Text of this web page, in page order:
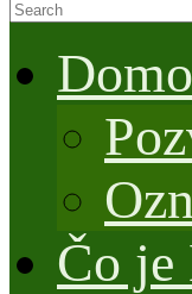
Čo